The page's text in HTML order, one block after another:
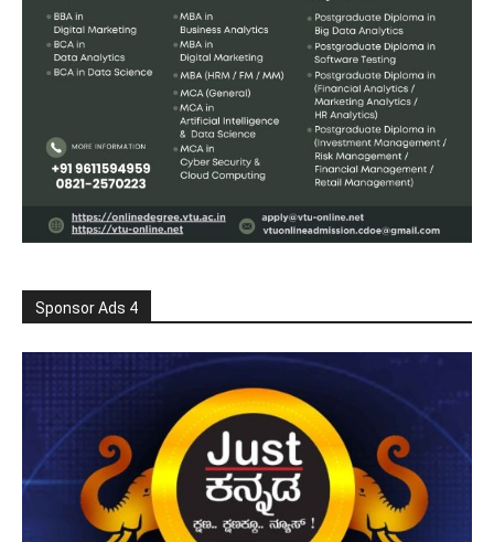
Sponsor Ads 4